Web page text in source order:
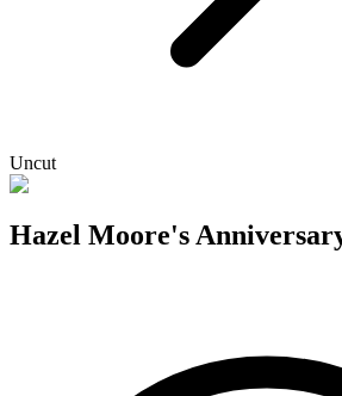
Uncut
Hazel Moore's